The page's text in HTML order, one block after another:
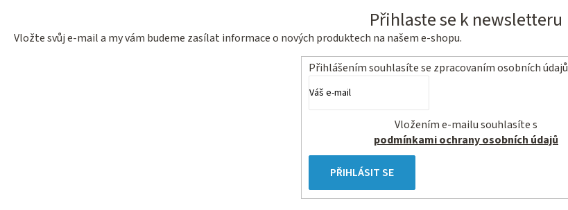
Přihlaste se k newsletteru
Vložte svůj e-mail a my vám budeme zasílat informace o nových produktech na našem e-shopu.
Přihlášením souhlasíte se zpracovaním osobních údajů
podmínkami ochrany osobních údajů
PŘIHLÁSIT SE